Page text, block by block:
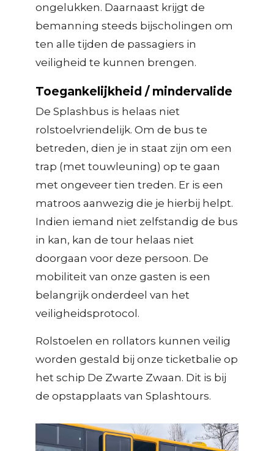
ongelukken. Daarnaast krijgt de
bemanning steeds bijscholingen om
ten alle tijden de passagiers in
veiligheid te kunnen brengen.
Toegankelijkheid / mindervalide
De Splashbus is helaas niet
rolstoelvriendelijk. Om de bus te
betreden, dien je in staat zijn om een
trap (met touwleuning) op te gaan
met ongeveer tien treden. Er is een
matroos aanwezig die je hierbij helpt.
Indien iemand niet zelfstandig de bus
in kan, kan de tour helaas niet
doorgaan voor deze persoon. De
mobiliteit van onze gasten is een
belangrijk onderdeel van het
veiligheidsprotocol.
Rolstoelen en rollators kunnen veilig
worden gestald bij onze ticketbalie op
het schip De Zwarte Zwaan. Dit is bij
de opstapplaats van Splashtours.